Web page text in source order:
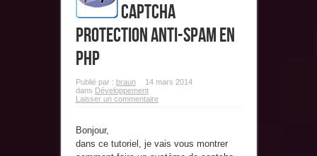
Captcha
protection anti-spam en
php
Publié par : braun
14 mars 2014
dans Développement
Laisser un commentaire
Bonjour,
dans ce tutoriel, je vais vous montrer